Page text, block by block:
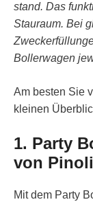
stand. Das
Stauraum. Bei
Bollerwagen
Am besten Sie
kleinen
1. Party
von
Mit dem Party